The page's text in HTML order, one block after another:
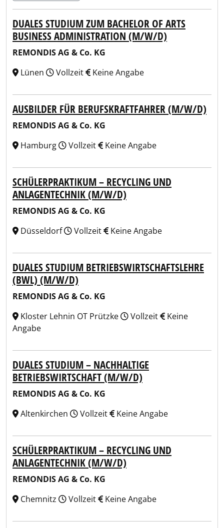
DUALES STUDIUM ZUM BACHELOR OF ARTS
BUSINESS ADMINISTRATION (M/W/D)
REMONDIS AG & Co. KG
Lünen
Vollzeit Keine Angabe
AUSBILDER FÜR BERUFSKRAFTFAHRER (M/W/D)
REMONDIS AG & Co. KG
Hamburg
Vollzeit Keine Angabe
SCHÜLERPRAKTIKUM – RECYCLING UND
ANLAGENTECHNIK (M/W/D)
REMONDIS AG & Co. KG
Düsseldorf
Vollzeit Keine Angabe
DUALES STUDIUM BETRIEBSWIRTSCHAFTSLEHRE
(BWL) (M/W/D)
REMONDIS AG & Co. KG
Kloster Lehnin OT Prützke
Vollzeit
Keine
Angabe
DUALES STUDIUM – NACHHALTIGE
BETRIEBSWIRTSCHAFT (M/W/D)
REMONDIS AG & Co. KG
Altenkirchen
Vollzeit Keine Angabe
SCHÜLERPRAKTIKUM – RECYCLING UND
ANLAGENTECHNIK (M/W/D)
REMONDIS AG & Co. KG
Chemnitz
Vollzeit Keine Angabe